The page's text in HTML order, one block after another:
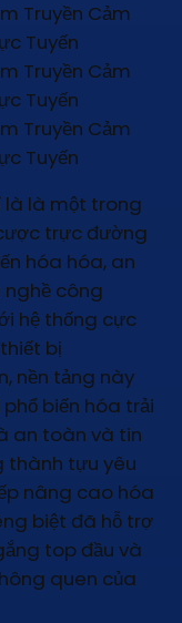
là là một trong
trực đường
hóa hóa, an
công
hệ thống cực
bị
nền tảng này
biến hóa trải
an toàn và tin
thành tựu yêu
nâng cao hóa
biệt đã hỗ trợ
top đầu và
quen của